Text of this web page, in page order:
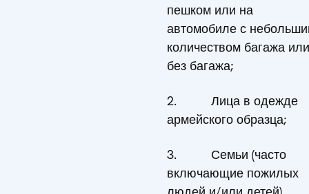
пешком или на
автомобиле с
количеством багажа или
без багажа;
2. Лица в одежде
армейского образца;
3. Семьи (часто
включающие пожилых